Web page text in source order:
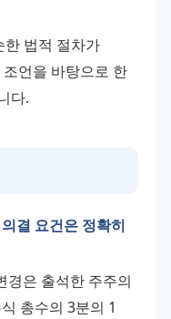
한 법적 절차가
언을 바탕으로 한
다.
결 요건은 정확히
경은 출석한 주주의
총수의 3분의 1